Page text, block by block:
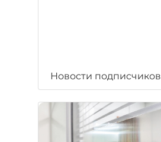
Новости подписчиков